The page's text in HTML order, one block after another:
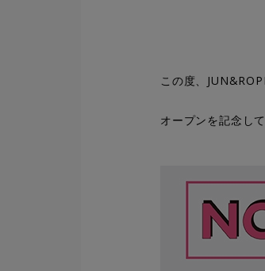
この度、
オープンを記念し